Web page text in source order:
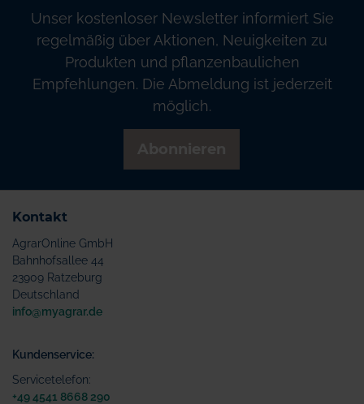
Unser kostenloser Newsletter informiert Sie
regelmäßig über Aktionen, Neuigkeiten zu
Produkten und pflanzenbaulichen
Empfehlungen. Die Abmeldung ist jederzeit
möglich.
Kontakt
AgrarOnline GmbH
Bahnhofsallee 44
23909 Ratzeburg
Deutschland
info@myagrar.de
Kundenservice:
Servicetelefon:
+49 4541 8668 290